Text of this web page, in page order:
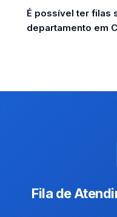
É possível ter filas
departamento em
Fila de